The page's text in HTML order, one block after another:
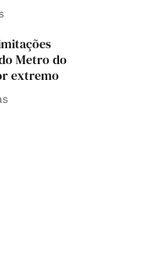
Metro do
extremo